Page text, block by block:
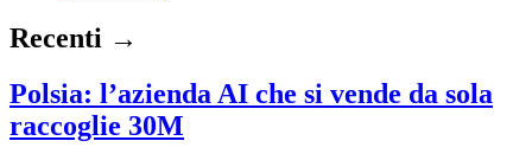
Recenti →
Polsia: l’azienda AI che si vende da sola
raccoglie 30M